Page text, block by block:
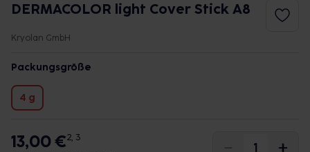
DERMACOLOR light Cover Stick A8
Kryolan GmbH
Packungsgröße
4 g
13,00 €2, 3